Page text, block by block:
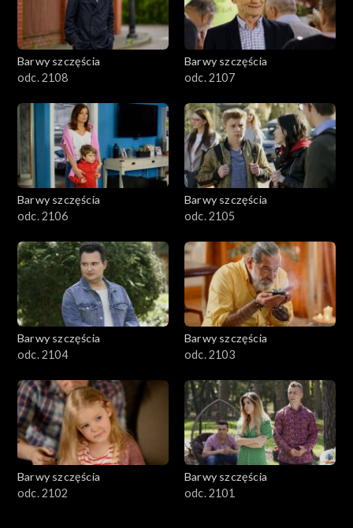
Barwy szczęścia
odc. 2108
Barwy szczęścia
odc. 2107
Barwy szczęścia
odc. 2106
Barwy szczęścia
odc. 2105
Barwy szczęścia
odc. 2104
Barwy szczęścia
odc. 2103
Barwy szczęścia
odc. 2102
Barwy szczęścia
odc. 2101